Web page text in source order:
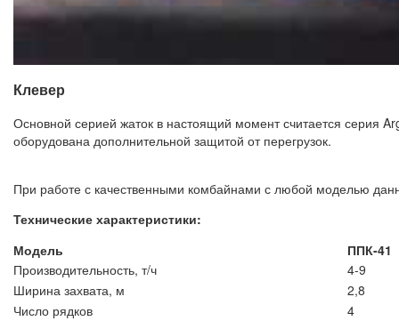
Клевер
Основной серией жаток в настоящий момент считается серия
оборудована дополнительной защитой от перегрузок.
При работе с качественными комбайнами с любой моделью
Технические характеристики:
Модель
ППК-41
Производительность, т/ч
4-9
Ширина захвата, м
2,8
Число рядков
4